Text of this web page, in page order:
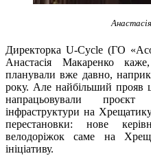
Директорка U-Cycle (ГО
Анастасія Макаренко
планували вже давно,
року. Але найбільший прояв
напрацьовували проєкт
інфраструктури на
перестановки: нове
велодоріжок саме на
ініціативу.